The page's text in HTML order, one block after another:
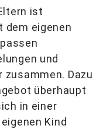
ist
dem eigenen
und
zusammen. Dazu
überhaupt
in einer
Kind